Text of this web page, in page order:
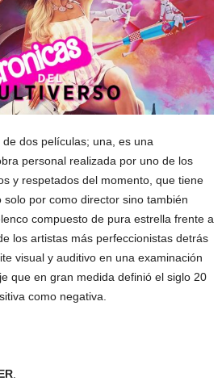
dos películas; una, es una
personal realizada por uno de los
y respetados del momento, que tiene
solo por como director sino también
compuesto de pura estrella frente a
los artistas más perfeccionistas detrás
visual y auditivo en una examinación
que en gran medida definió el siglo 20
como negativa.